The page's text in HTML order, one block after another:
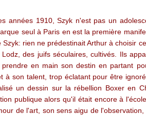
années 1910, Szyk n'est pas un
seul à Paris en est la première
rien ne prédestinait Arthur à choisir
des juifs séculaires, cultivés. Ils
en main son destin en partant
à son talent, trop éclatant pour être
un dessin sur la rébellion Boxer en
publique alors qu'il était encore à
de l'art, son sens aigu de